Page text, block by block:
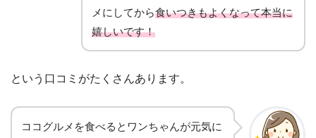
メにしてから食いつきもよくなって本当に
嬉しいです！
という口コミがたくさんあります。
ココグルメを食べるとワンちゃんが元気に